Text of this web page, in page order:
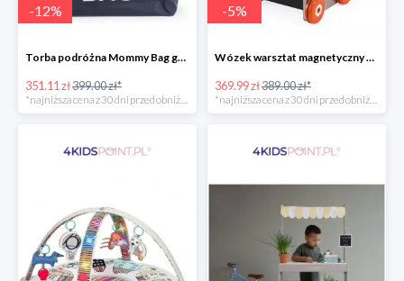
-12%
Torba podróżna Mommy Bag grant Childhome
351.11 zł399.00 zł*
*najniższa cena z 30 dni przed obniżką
-5%
Wózek warsztat magnetyczny z narzędziami Brico ‘Kids kolekcja 2018, Janod
369.99 zł389.00 zł*
*najniższa cena z 30 dni przed obniżką